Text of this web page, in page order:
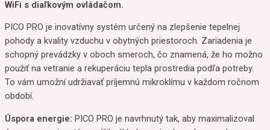
WiFi s diaľkovým ovládačom.
PICO PRO je inovatívny systém určený na zlepšenie tepelnej
pohody a kvality vzduchu v obytných priestoroch. Zariadenia je
schopný prevádzky v oboch smeroch, čo znamená, že ho možno
použiť na vetranie a rekuperáciu tepla prostredia podľa potreby.
To vám umožní udržiavať príjemnú mikroklímu v každom ročnom
období.
Úspora energie: PICO PRO je navrhnutý tak, aby maximalizoval